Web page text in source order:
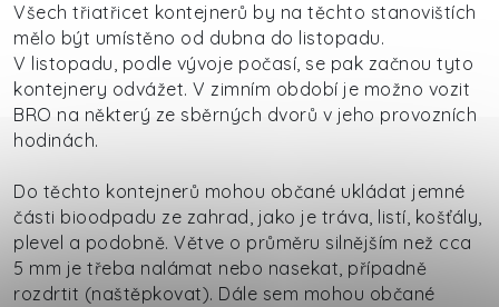
Všech třiatřicet kontejnerů by na těchto stanovištích
mělo být umístěno od dubna do listopadu.
V listopadu, podle vývoje počasí, se pak začnou tyto
kontejnery odvážet. V zimním období je možno vozit
BRO na některý ze sběrných dvorů v jeho provozních
hodinách.
Do těchto kontejnerů mohou občané ukládat jemné
části bioodpadu ze zahrad, jako je tráva, listí, košťály,
plevel a podobně. Větve o průměru silnějším než cca
5 mm je třeba nalámat nebo nasekat, případně
rozdrtit (naštěpkovat). Dále sem mohou občané